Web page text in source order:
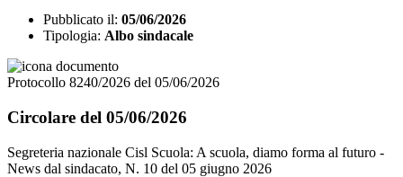
Pubblicato il: 05/06/2026
Tipologia: Albo sindacale
Protocollo 8240/2026 del 05/06/2026
Circolare del 05/06/2026
Segreteria nazionale Cisl Scuola: A scuola, diamo forma al futuro -
News dal sindacato, N. 10 del 05 giugno 2026